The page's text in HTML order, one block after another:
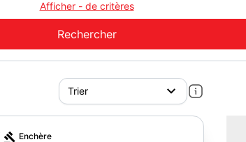
Afficher - de critères
Enchère